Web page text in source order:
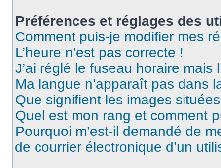
Préférences et réglages des
Comment puis-je modifier mes
L’heure n’est pas correcte !
J’ai réglé le fuseau horaire mais
Ma langue n’apparaît pas dans
Que signifient les images
Quel est mon rang et comment
Pourquoi m’est-il demandé de
de courrier électronique d’un